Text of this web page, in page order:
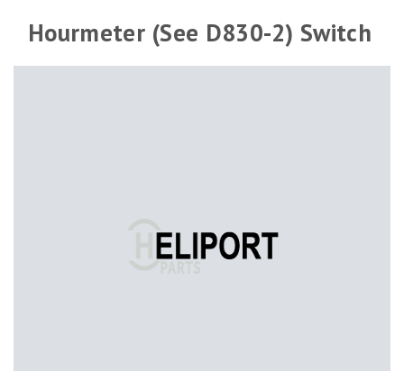
Hourmeter (See D830-2) Switch